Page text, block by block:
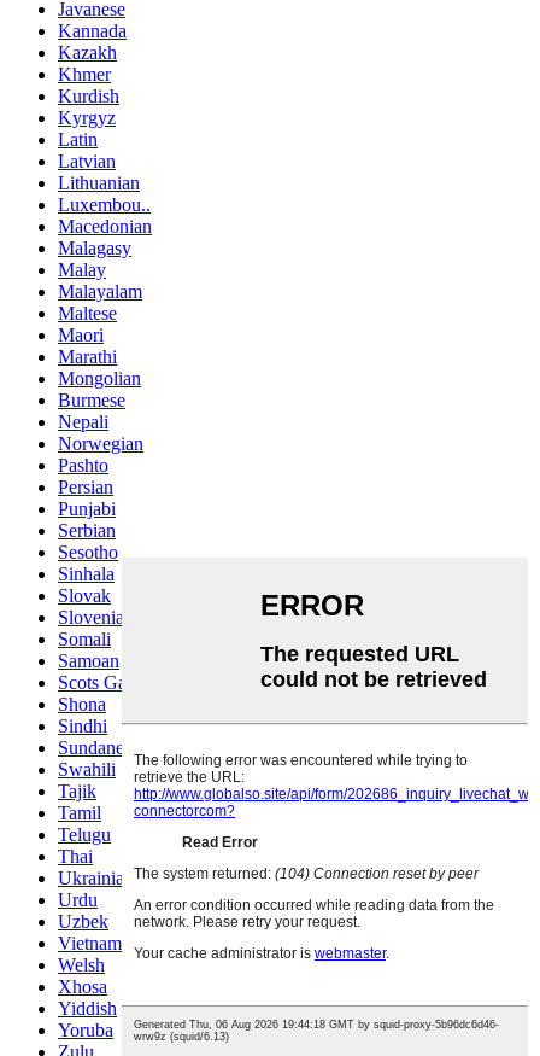
Javanese
Kannada
Kazakh
Khmer
Kurdish
Kyrgyz
Latin
Latvian
Lithuanian
Luxembou..
Macedonian
Malagasy
Malay
Malayalam
Maltese
Maori
Marathi
Mongolian
Burmese
Nepali
Norwegian
Pashto
Persian
Punjabi
Serbian
Sesotho
Sinhala
Slovak
Slovenian
Somali
Samoan
Scots Gaelic
Shona
Sindhi
Sundanese
Swahili
Tajik
Tamil
Telugu
Thai
Ukrainian
Urdu
Uzbek
Vietnamese
Welsh
Xhosa
Yiddish
Yoruba